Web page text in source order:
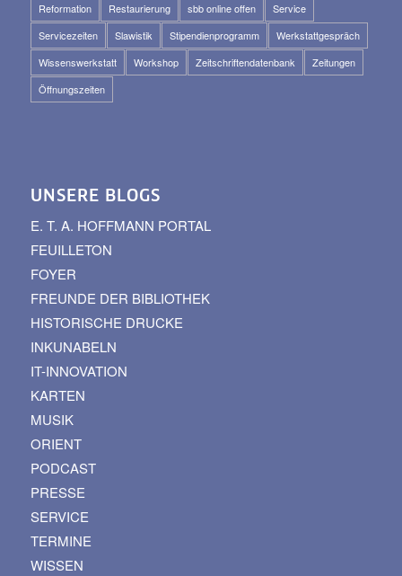
Reformation
Restaurierung sbb online offen
Service
Servicezeiten
Slawistik Stipendienprogramm
Werkstattgespräch
Wissenswerkstatt
Workshop Zeitschriftendatenbank
Zeitungen
Öffnungszeiten
UNSERE BLOGS
E. T. A. HOFFMANN PORTAL
FEUILLETON
FOYER
FREUNDE DER BIBLIOTHEK
HISTORISCHE DRUCKE
INKUNABELN
IT-INNOVATION
KARTEN
MUSIK
ORIENT
PODCAST
PRESSE
SERVICE
TERMINE
WISSEN